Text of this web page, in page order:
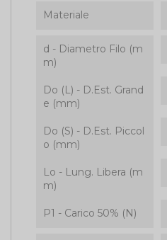
Materiale
d - Diametro Filo (m
m)
Do (L) - D.Est. Grand
e (mm)
Do (S) - D.Est. Piccol
o (mm)
Lo - Lung. Libera (m
m)
P1 - Carico 50% (N)